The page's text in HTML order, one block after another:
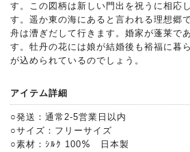
す。この図柄は新しい門出を祝うに相応
す。遥か東の海にあると言われる理想郷
舟は漕ぎだして行きます。婚家が蓬莱で
す。牡丹の花には娘が結婚後も裕福に暮
が込められているのでしょう。
アイテム詳細
○発送：通常2-5営業日以内
○サイズ：フリーサイズ
○素材：ｼﾙｸ 100％ 日本製